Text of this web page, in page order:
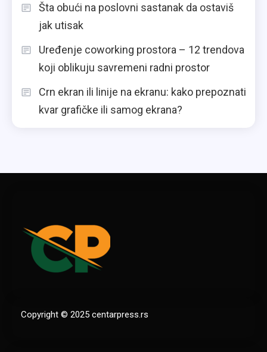
Šta obući na poslovni sastanak da ostaviš
jak utisak
Uređenje coworking prostora – 12 trendova
koji oblikuju savremeni radni prostor
Crn ekran ili linije na ekranu: kako prepoznati
kvar grafičke ili samog ekrana?
Copyright © 2025 centarpress.rs